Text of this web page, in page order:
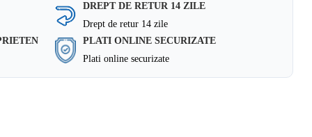
DREPT DE RETUR 14 ZILE
Drept de retur 14 zile
PLATI ONLINE SECURIZATE
Plati online securizate